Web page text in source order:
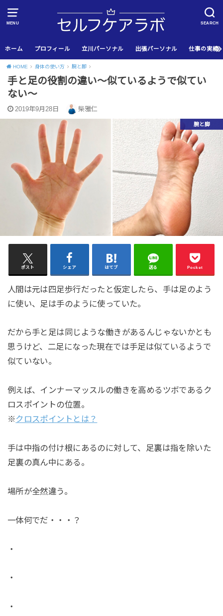
MENU SEARCH
ホーム プロフィール 立川パーソナル 出張パーソナル 仕事の実績
HOME 身体の使い方 腕と脚
手と足の役割の違い〜似ているようで似てい
ない〜
2019年9月28日 柴雅仁
腕と脚
ポスト シェア はてブ 送る Pocket
人間は元は四足歩行だったと仮定したら、手は足のよう
に使い、足は手のように使っていた。
だから手と足は同じような働きがあるんじゃないかとも
思うけど、二足になった現在では手足は似ているようで
似ていない。
例えば、インナーマッスルの働きを高めるツボであるク
ロスポイントの位置。
※ クロスポイントとは？
手は中指の付け根にあるのに対して、足裏は指を除いた
足裏の真ん中にある。
場所が全然違う。
一体何でだ・・・？
・
・
・